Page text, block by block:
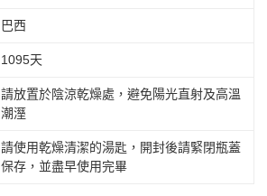
巴西
1095天
請放置於陰涼乾燥處，避免陽光直射及高溫
潮溼
請使用乾燥清潔的湯匙，開封後請緊閉瓶蓋
保存，並盡早使用完畢